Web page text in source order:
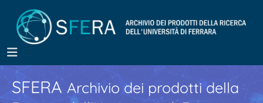
SFERA Archivio dei prodotti della